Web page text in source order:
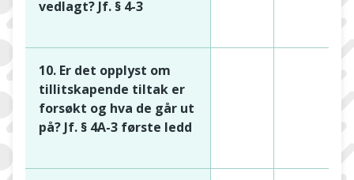
vedlagt? Jf. § 4-3
10. Er det opplyst om
tillitskapende tiltak er
forsøkt og hva de går ut
på? Jf. § 4A-3 første ledd